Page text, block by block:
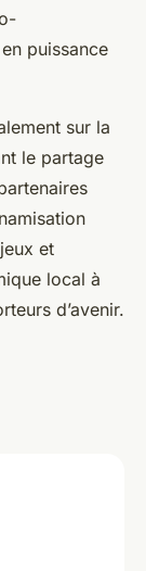
puissance
sur la
le partage
et
local à
d’avenir.